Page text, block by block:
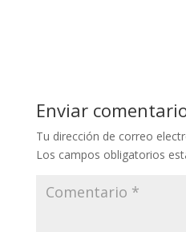
Enviar
Tu dirección de correo
Los campos obligatorios